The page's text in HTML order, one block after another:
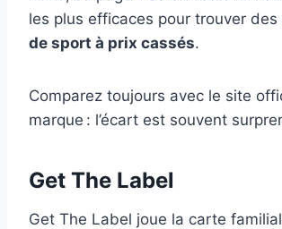
les plus efficaces pour trouver des
de sport à prix cassés.
Comparez toujours avec le site
marque : l’écart est souvent
Get The Label
Get The Label joue la carte